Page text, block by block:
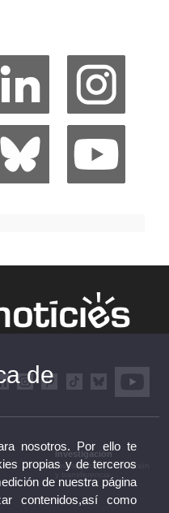
Investigación
Investigación, innovación
de
nosotros. Por ello te
propias y de terceros
de nuestra página
contenidos,así como